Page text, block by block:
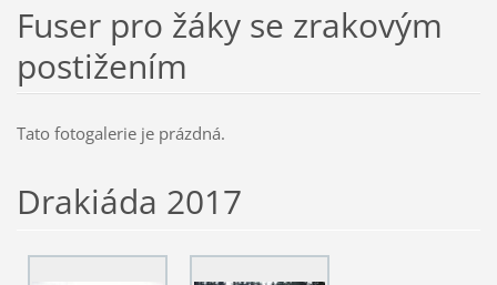
Fuser pro žáky se zrakovým
postižením
Tato fotogalerie je prázdná.
Drakiáda 2017